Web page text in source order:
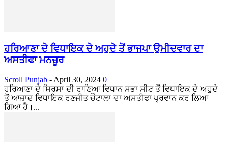
ਹਰਿਆਣਾ ਦੇ ਵਿਧਾਇਕ ਦੇ ਅਹੁਦੇ ਤੋਂ ਭਾਜਪਾ ਉਮੀਦਵਾਰ ਦਾ
ਅਸਤੀਫਾ ਮਨਜ਼ੂਰ
Scroll Punjab - April 30, 2024 0
ਹਰਿਆਣਾ ਦੇ ਸਿਰਸਾ ਦੀ ਰਾਣਿਆ ਵਿਧਾਨ ਸਭਾ ਸੀਟ ਤੋਂ ਵਿਧਾਇਕ ਦੇ ਅਹੁਦੇ
ਤੋਂ ਆਜ਼ਾਦ ਵਿਧਾਇਕ ਰਣਜੀਤ ਚੌਟਾਲਾ ਦਾ ਅਸਤੀਫਾ ਪ੍ਰਵਾਨ ਕਰ ਲਿਆ
ਗਿਆ ਹੈ।...